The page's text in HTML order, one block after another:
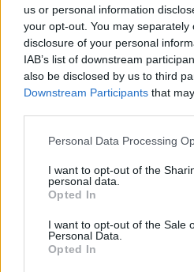
us or personal information
your opt-out. You may
disclosure of your personal
IAB’s list of downstream
also be disclosed by us to third
Downstream Participants that
Please note that this website/app
not limited to your visit or usage
grant or deny consent to Google
use your data for below specified
consent section.
Personal Data Processing
I want to opt-out of the
personal data.
Opted In
I want to opt-out of the Sale
Personal Data.
Opted In